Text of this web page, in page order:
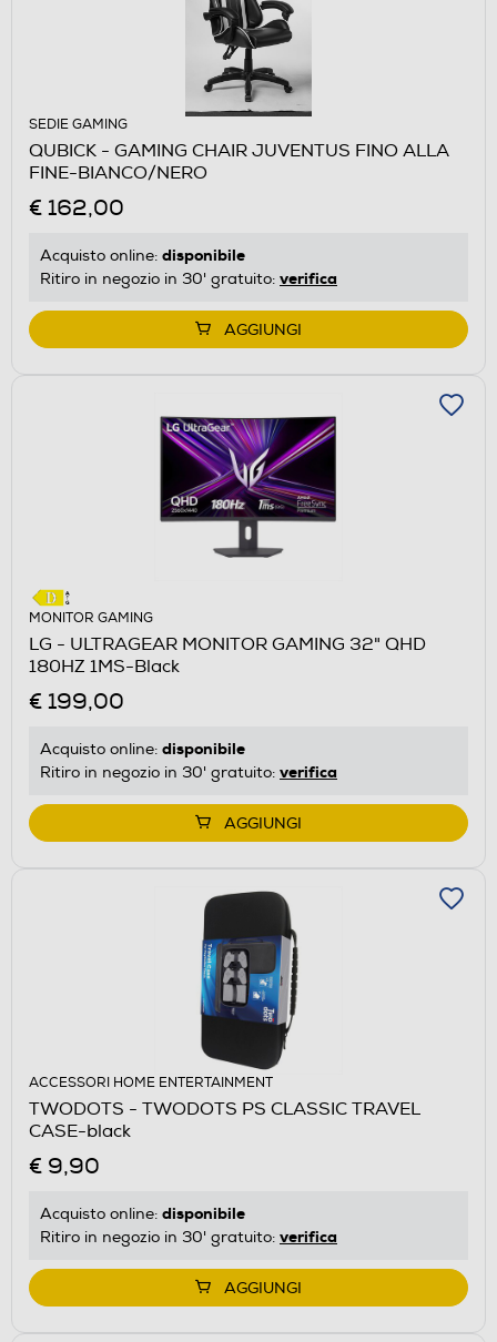
SEDIE GAMING
QUBICK - GAMING CHAIR JUVENTUS FINO ALLA
FINE-BIANCO/NERO
€ 162,00
Acquisto online: disponibile
Ritiro in negozio in 30' gratuito: verifica
AGGIUNGI
MONITOR GAMING
LG - ULTRAGEAR MONITOR GAMING 32" QHD
180HZ 1MS-Black
€ 199,00
Acquisto online: disponibile
Ritiro in negozio in 30' gratuito: verifica
AGGIUNGI
ACCESSORI HOME ENTERTAINMENT
TWODOTS - TWODOTS PS CLASSIC TRAVEL
CASE-black
€ 9,90
Acquisto online: disponibile
Ritiro in negozio in 30' gratuito: verifica
AGGIUNGI